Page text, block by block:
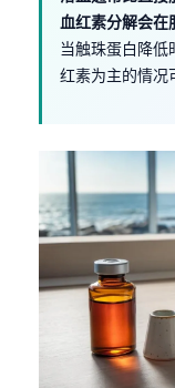
血红素分解会在
当触珠蛋白降
红素为主的情况